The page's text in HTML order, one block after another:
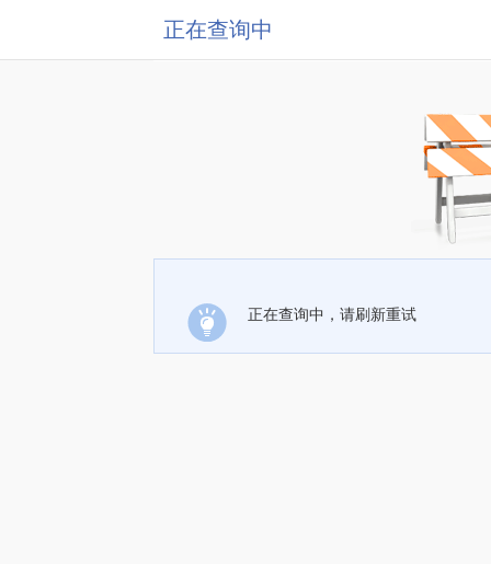
正在查询中
正在查询中，请刷新重试